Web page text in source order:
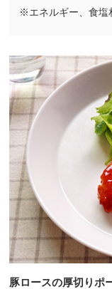
※エネルギー、食塩
豚ロースの厚切りポ